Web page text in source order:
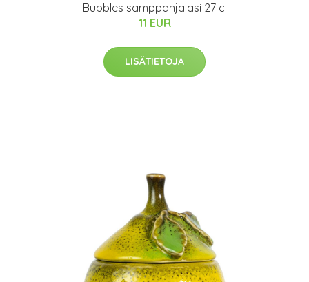
Bubbles samppanjalasi 27 cl
11 EUR
LISÄTIETOJA